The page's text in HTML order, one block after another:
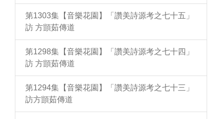
第1303集【音樂花園】「讚美詩源考之七十五」
訪 方顗茹傳道
第1298集【音樂花園】「讚美詩源考之七十四」
訪 方顗茹傳道
第1294集【音樂花園】「讚美詩源考之七十三」
訪方顗茹傳道